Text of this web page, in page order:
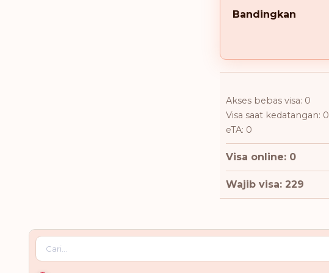
Bandingkan
Akses bebas visa: 0
Visa saat kedatangan: 0
eTA: 0
Visa online: 0
Wajib visa: 229